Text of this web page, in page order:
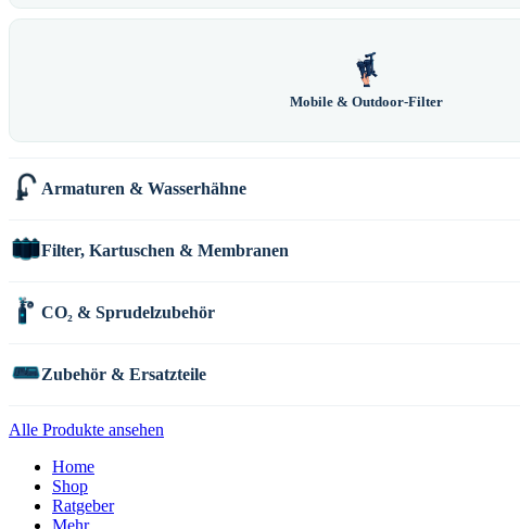
Mobile & Outdoor-Filter
Armaturen & Wasserhähne
Filter, Kartuschen & Membranen
CO₂ & Sprudelzubehör
Zubehör & Ersatzteile
Alle Produkte ansehen
Home
Shop
Ratgeber